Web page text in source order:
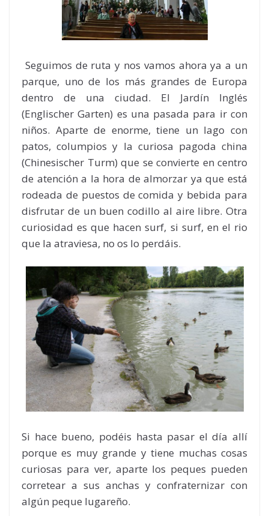
Seguimos de ruta y nos vamos ahora ya a un
parque, uno de los más grandes de Europa
dentro de una ciudad. El Jardín Inglés
(Englischer Garten) es una pasada para ir con
niños. Aparte de enorme, tiene un lago con
patos, columpios y la curiosa pagoda china
(Chinesischer Turm) que se convierte en centro
de atención a la hora de almorzar ya que está
rodeada de puestos de comida y bebida para
disfrutar de un buen codillo al aire libre. Otra
curiosidad es que hacen surf, si surf, en el rio
que la atraviesa, no os lo perdáis.
Si hace bueno, podéis hasta pasar el día allí
porque es muy grande y tiene muchas cosas
curiosas para ver, aparte los peques pueden
corretear a sus anchas y confraternizar con
algún peque lugareño.